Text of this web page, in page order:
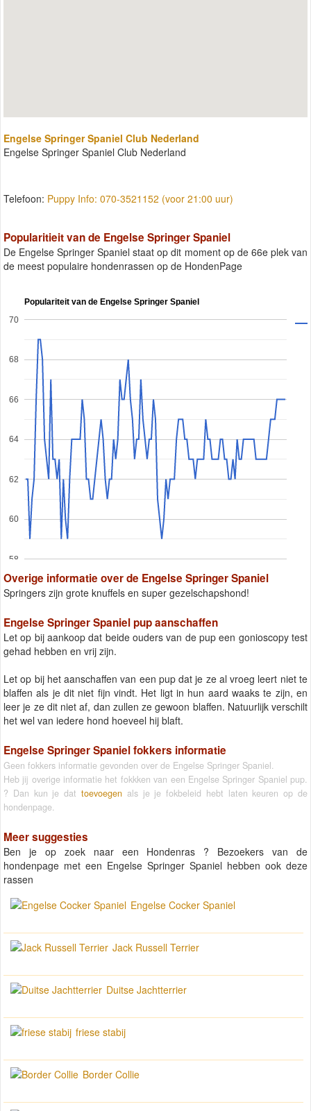
Engelse Springer Spaniel Club Nederland
Engelse Springer Spaniel Club Nederland
Telefoon: Puppy Info: 070-3521152 (voor 21:00 uur)
Popularitieit van de Engelse Springer Spaniel
De Engelse Springer Spaniel staat op dit moment op de 66e plek van
de meest populaire hondenrassen op de HondenPage
Populariteit van de Engelse Springer Spaniel
58
60
62
64
66
68
70
Overige informatie over de Engelse Springer Spaniel
Springers zijn grote knuffels en super gezelschapshond!
Engelse Springer Spaniel pup aanschaffen
Let op bij aankoop dat beide ouders van de pup een gonioscopy test
gehad hebben en vrij zijn.
Let op bij het aanschaffen van een pup dat je ze al vroeg leert niet te
blaffen als je dit niet fijn vindt. Het ligt in hun aard waaks te zijn, en
leer je ze dit niet af, dan zullen ze gewoon blaffen. Natuurlijk verschilt
het wel van iedere hond hoeveel hij blaft.
Engelse Springer Spaniel fokkers informatie
Geen fokkers informatie gevonden over de Engelse Springer Spaniel.
Heb jij overige informatie het fokkken van een Engelse Springer Spaniel pup.
? Dan kun je dat toevoegenals je je fokbeleid hebt laten keuren op de
hondenpage.
Meer suggesties
Ben je op zoek naar een Hondenras ? Bezoekers van de
hondenpage met een Engelse Springer Spaniel hebben ook deze
rassen
Engelse Cocker Spaniel
Jack Russell Terrier
Duitse Jachtterrier
friese stabij
Border Collie